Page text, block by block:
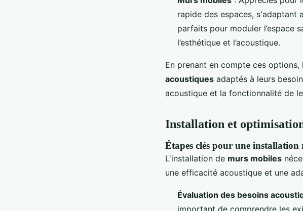
rapide des espaces, s'adaptant
parfaits pour moduler l’espace
l’esthétique et l’acoustique.
En prenant en compte ces
acoustiques adaptés à leurs
acoustique et la fonctionnalité de
Installation et
Étapes clés pour une installation
L'installation de murs mobiles
une efficacité acoustique et une
Évaluation des besoins